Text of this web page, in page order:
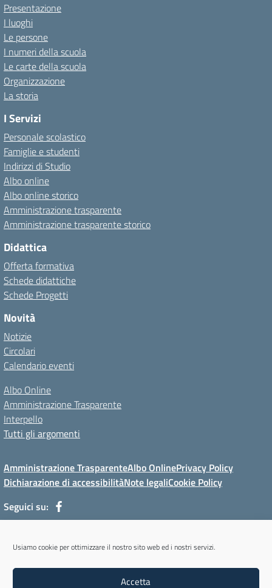
Usiamo cookie per ottimizzare il nostro sito web ed i nostri servizi.
Accetta
Presentazione
I luoghi
Le persone
I numeri della scuola
Le carte della scuola
Organizzazione
La storia
I Servizi
Personale scolastico
Famiglie e studenti
Indirizzi di Studio
Albo online
Albo online storico
Amministrazione trasparente
Amministrazione trasparente storico
Didattica
Offerta formativa
Schede didattiche
Schede Progetti
Novità
Notizie
Circolari
Calendario eventi
Albo Online
Amministrazione Trasparente
Interpello
Tutti gli argomenti
Amministrazione TrasparenteAlbo OnlinePrivacy Policy
Dichiarazione di accessibilitàNote legaliCookie Policy
Seguici su:
Via Mur di Cadola, 12 - 32100 Belluno (BL) - Tel 0437/31143 - Mail:
Codice meccanografico: BLMM08400L - Codice iPA: cpiabl - C.F.
93051950256 - Codice univoco fatturazione elettronica (CUF): UFYKU0